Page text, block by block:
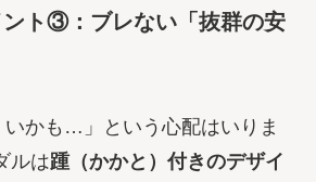
ント③：ブレない「抜群の安
いかも…」という心配はいりま
ルは踵（かかと）付きのデザイ